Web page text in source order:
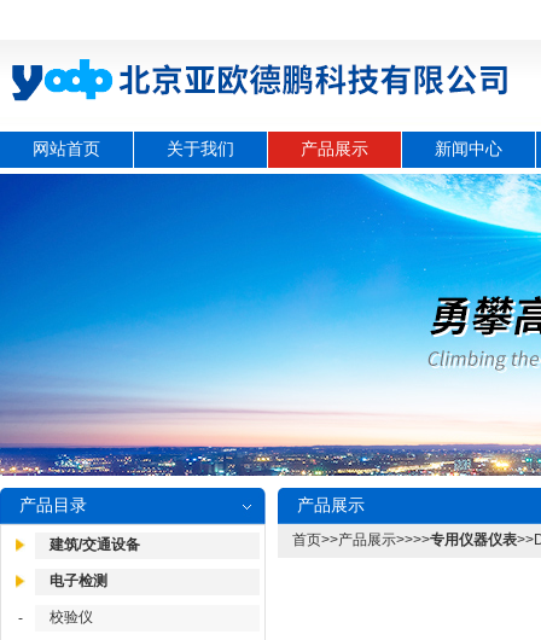
网站首页 关于我们 产品展示 新闻中心
产品目录
建筑/交通设备
电子检测
- 校验仪
产品展示
首页>>产品展示>>>>专用仪器仪表